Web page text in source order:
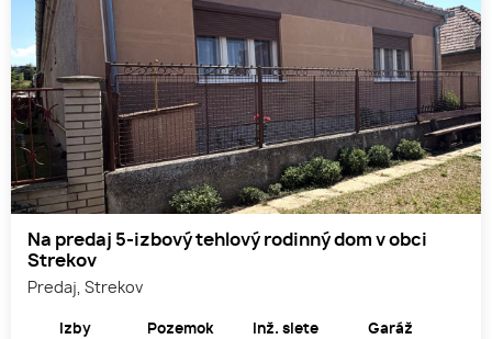
Na predaj 5-izbový tehlový rodinný dom v obci
Strekov
Predaj, Strekov
Izby
Pozemok
Inž. siete
Garáž